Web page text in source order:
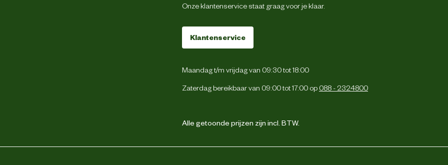
Onze klantenservice staat graag voor je klaar.
Klantenservice
Maandag t/m vrijdag van 09:30 tot 18:00
Zaterdag bereikbaar van 09:00 tot 17:00 op 088 - 2324800
Alle getoonde prijzen zijn incl. BTW.